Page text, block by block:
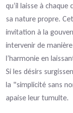
qu’il laisse à
sa nature propre.
invitation à la
intervenir de
l’harmonie en
Si les désirs
la "simplicité sans
apaise leur tumulte.